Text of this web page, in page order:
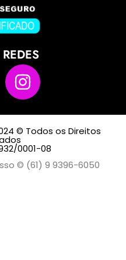
© Todos os Direitos
0001-08
© (61) 9 9396-6050